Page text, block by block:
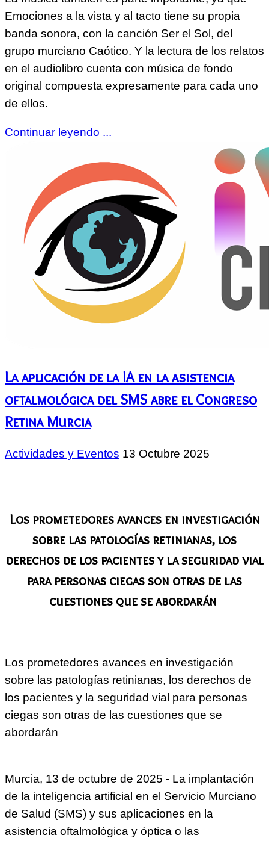
Emociones a la vista y al tacto tiene su propia
banda sonora, con la canción Ser el Sol, del
grupo murciano Caótico. Y la lectura de los relatos
en el audiolibro cuenta con música de fondo
original compuesta expresamente para cada uno
de ellos.
Continuar leyendo ...
La aplicación de la IA en la asistencia
oftalmológica del SMS abre el Congreso
Retina Murcia
Actividades y Eventos 13 Octubre 2025
Los prometedores avances en investigación
sobre las patologías retinianas, los
derechos de los pacientes y la seguridad vial
para personas ciegas son otras de las
cuestiones que se abordarán
Los prometedores avances en investigación
sobre las patologías retinianas, los derechos de
los pacientes y la seguridad vial para personas
ciegas son otras de las cuestiones que se
abordarán
Murcia, 13 de octubre de 2025 - La implantación
de la inteligencia artificial en el Servicio Murciano
de Salud (SMS) y sus aplicaciones en la
asistencia oftalmológica y óptica o las